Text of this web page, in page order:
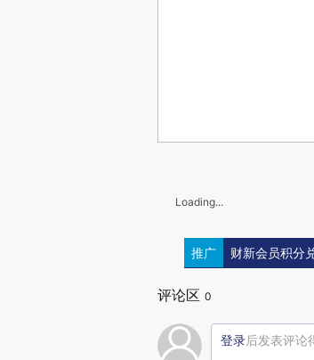
Loading...
推广 财新会员积分
评论区 0
登录后发表评论